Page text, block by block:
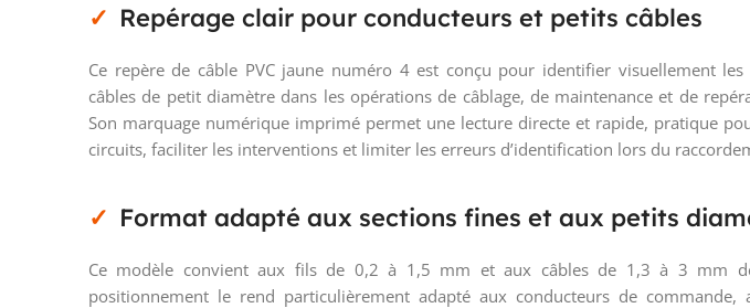
Repérage clair pour conducteurs et petits câbles
Ce repère de câble PVC jaune numéro 4 est conçu pour identifier visuellement
câbles de petit diamètre dans les opérations de câblage, de maintenance et de
Son marquage numérique imprimé permet une lecture directe et rapide, pratique
circuits, faciliter les interventions et limiter les erreurs d’identification lors du
Format adapté aux sections fines et aux petits
Ce modèle convient aux fils de 0,2 à 1,5 mm et aux câbles de 1,3 à 3 mm
positionnement le rend particulièrement adapté aux conducteurs de commande,